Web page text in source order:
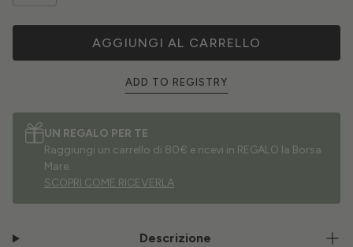
AGGIUNGI AL CARRELLO
ADD TO REGISTRY
UN REGALO PER TE
Raggiungi un carrello di 80€ e ricevi in REGALO la Borsa
Mare.
SCOPRI COME RICEVERLA
Descrizione